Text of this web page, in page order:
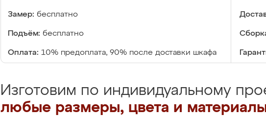
Замер: бесплатно
Подъём: бесплатно
Оплата: 10% предоплата, 90% после доставки шкафа
Изготовим по индивидуальному
любые размеры, цвета и